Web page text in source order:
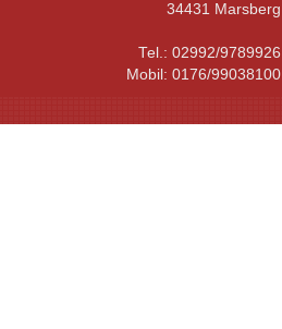
34431 Marsberg
Tel.: 02992/9789926
Mobil: 0176/99038100